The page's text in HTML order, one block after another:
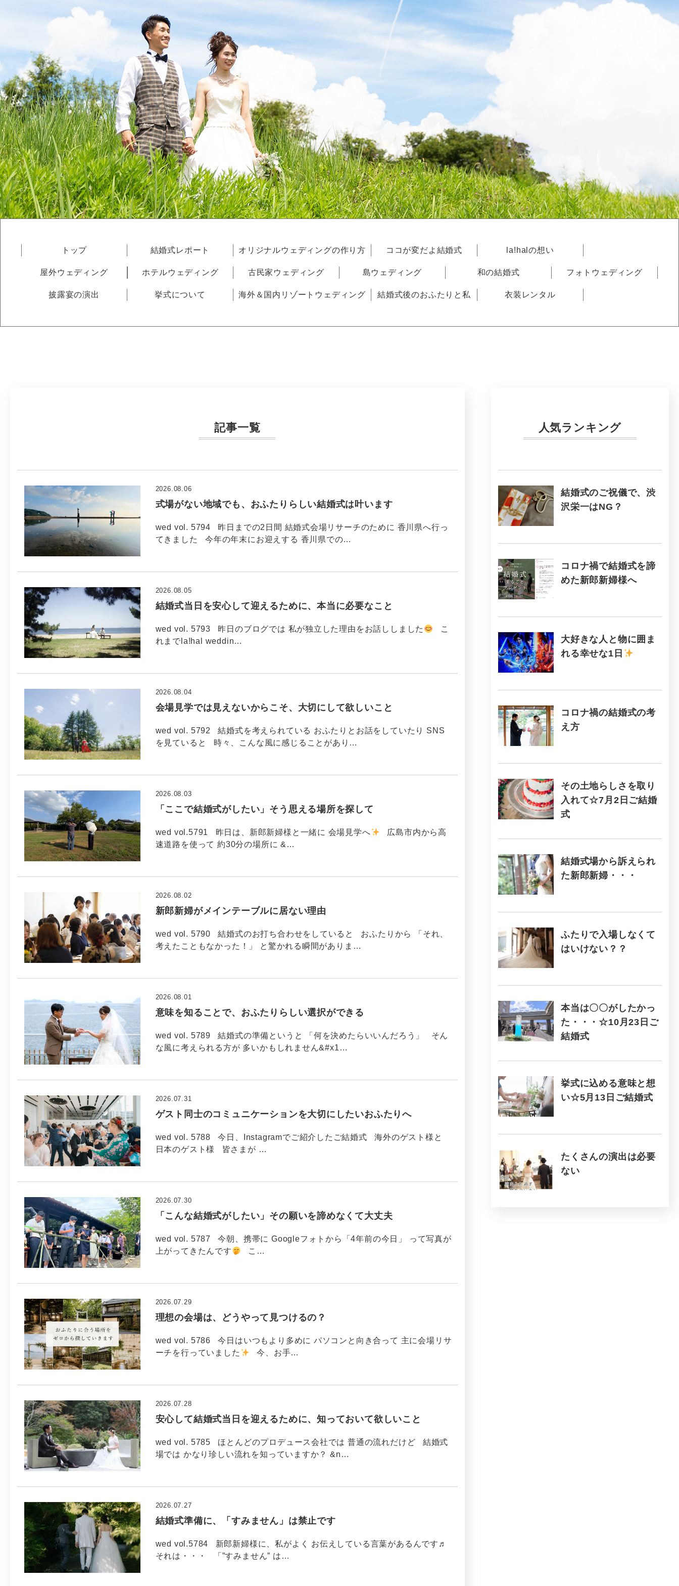
トップ 結婚式レポート オリジナルウェディングの作り方 ココが変だよ結婚式 la!halの想い
屋外ウェディング ホテルウェディング 古民家ウェディング 島ウェディング 和の結婚式 フォトウェディング
披露宴の演出 挙式について 海外＆国内リゾートウェディング 結婚式後のおふたりと私 衣装レンタル
記事一覧
式場がない地域でも、おふたりらしい結婚式は叶います
2026.08.06
wed vol. 5794 昨日までの2日間 結婚式会場リサーチのために 香川県へ行っ
てきました 今年の年末にお迎えする 香川県での…
結婚式当日を安心して迎えるために、本当に必要なこと
2026.08.05
wed vol. 5793 昨日のブログでは 私が独立した理由をお話ししました
こ
れまでla!hal weddin…
会場見学では見えないからこそ、大切にして欲しいこと
2026.08.04
wed vol. 5792 結婚式を考えられている おふたりとお話をしていたり SNS
を見ていると 時々、こんな風に感じることがあり…
「ここで結婚式がしたい」そう思える場所を探して
2026.08.03
wed vol.5791 昨日は、新郎新婦様と一緒に 会場見学へ
広島市内から高
速道路を使って 約30分の場所に &…
新郎新婦がメインテーブルに居ない理由
2026.08.02
wed vol. 5790 結婚式のお打ち合わせをしていると おふたりから 「それ、
考えたこともなかった！」 と驚かれる瞬間がありま…
意味を知ることで、おふたりらしい選択ができる
2026.08.01
wed vol. 5789 結婚式の準備というと 「何を決めたらいいんだろう」 そん
な風に考えられる方が 多いかもしれません&#x1…
ゲスト同士のコミュニケーションを大切にしたいおふたりへ
2026.07.31
wed vol. 5788 今日、Instagramでご紹介したご結婚式 海外のゲスト様と
日本のゲスト様 皆さまが …
「こんな結婚式がしたい」その願いを諦めなくて大丈夫
2026.07.30
wed vol. 5787 今朝、携帯に Googleフォトから「4年前の今日」 って写真が
上がってきたんです
こ…
理想の会場は、どうやって見つけるの？
2026.07.29
wed vol. 5786 今日はいつもより多めに パソコンと向き合って 主に会場リサ
ーチを行っていました
今、お手…
安心して結婚式当日を迎えるために、知っておいて欲しいこと
2026.07.28
wed vol. 5785 ほとんどのプロデュース会社では 普通の流れだけど 結婚式
場では かなり珍しい流れを知っていますか？ &n…
結婚式準備に、「すみません」は禁止です
2026.07.27
wed vol.5784 新郎新婦様に、私がよく お伝えしている言葉があるんです♬
それは・・・ 「”すみません” は…
人気ランキング
結婚式のご祝儀で、渋
沢栄一はNG？
コロナ禍で結婚式を諦
めた新郎新婦様へ
大好きな人と物に囲ま
れる幸せな1日
コロナ禍の結婚式の考
え方
その土地らしさを取り
入れて☆7月2日ご結婚
式
結婚式場から訴えられ
た新郎新婦・・・
ふたりで入場しなくて
はいけない？？
本当は〇〇がしたかっ
た・・・☆10月23日ご
結婚式
挙式に込める意味と想
い☆5月13日ご結婚式
たくさんの演出は必要
ない